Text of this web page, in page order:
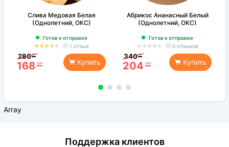
Слива Медовая Белая
(Однолетний, ОКС)
Готов к отправке
1 отзыв
280 грн
168 грн Купить
Абрикос Ананасный Белый
(Однолетний, ОКС)
Готов к отправке
0 отзывов
340 грн
204 грн Купить
Array
Поддержка клиентов